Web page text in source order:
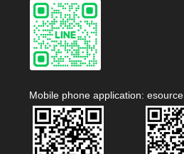
Mobile phone application: esource